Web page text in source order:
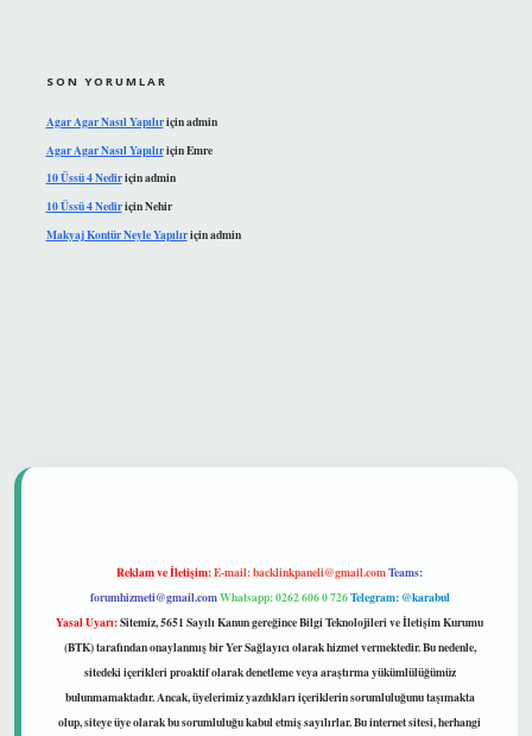
SON YORUMLAR
Agar Agar Nasıl Yapılıriçinadmin
Agar Agar Nasıl YapılıriçinEmre
10 Üssü 4 Nediriçinadmin
10 Üssü 4 NediriçinNehir
Makyaj Kontür Neyle Yapılıriçinadmin
Reklam ve İletişim:E-mail:backlinkpaneli@gmail.comTeams:
forumhizmeti@gmail.comWhatsapp: 0262 606 0 726Telegram: @karabul
Yasal Uyarı:Sitemiz, 5651 Sayılı Kanun gereğince Bilgi Teknolojileri ve İletişim Kurumu
(BTK) tarafından onaylanmış bir Yer Sağlayıcı olarak hizmet vermektedir. Bu nedenle,
sitedeki içerikleri proaktif olarak denetleme veya araştırma yükümlülüğümüz
bulunmamaktadır. Ancak, üyelerimiz yazdıkları içeriklerin sorumluluğunu taşımakta
olup, siteye üye olarak bu sorumluluğu kabul etmiş sayılırlar. Bu internet sitesi, herhangi